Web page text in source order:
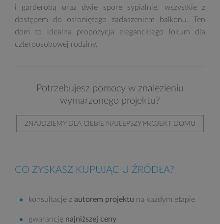
i garderobą oraz dwie spore sypialnie, wszystkie z
dostępem do osłoniętego zadaszeniem balkonu. Ten
dom to idealna propozycja eleganckiego lokum dla
czteroosobowej rodziny.
Potrzebujesz pomocy w znalezieniu
wymarzonego projektu?
ZNAJDZIEMY DLA CIEBIE NAJLEPSZY PROJEKT DOMU
CO ZYSKASZ KUPUJĄC U ŹRÓDŁA?
konsultację z autorem projektu na każdym etapie
gwarancję najniższej ceny